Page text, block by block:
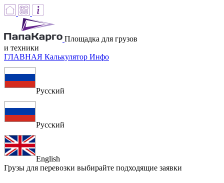
Площадка для грузов
и техники
ГЛАВНАЯ Калькулятор Инфо
Русский
Русский
English
Грузы для перевозки выбирайте подходящие заявки